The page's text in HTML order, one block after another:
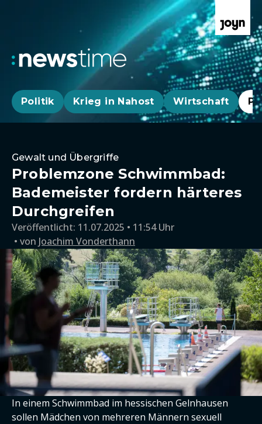
Politik Krieg in Nahost Wirtschaft
Gewalt und Übergriffe
Problemzone Schwimmbad:
Bademeister fordern härteres
Durchgreifen
Veröffentlicht: 11.07.2025 • 11:54 Uhr
von Joachim Vonderthann
In einem Schwimmbad im hessischen Gelnhausen
sollen Mädchen von mehreren Männern sexuell